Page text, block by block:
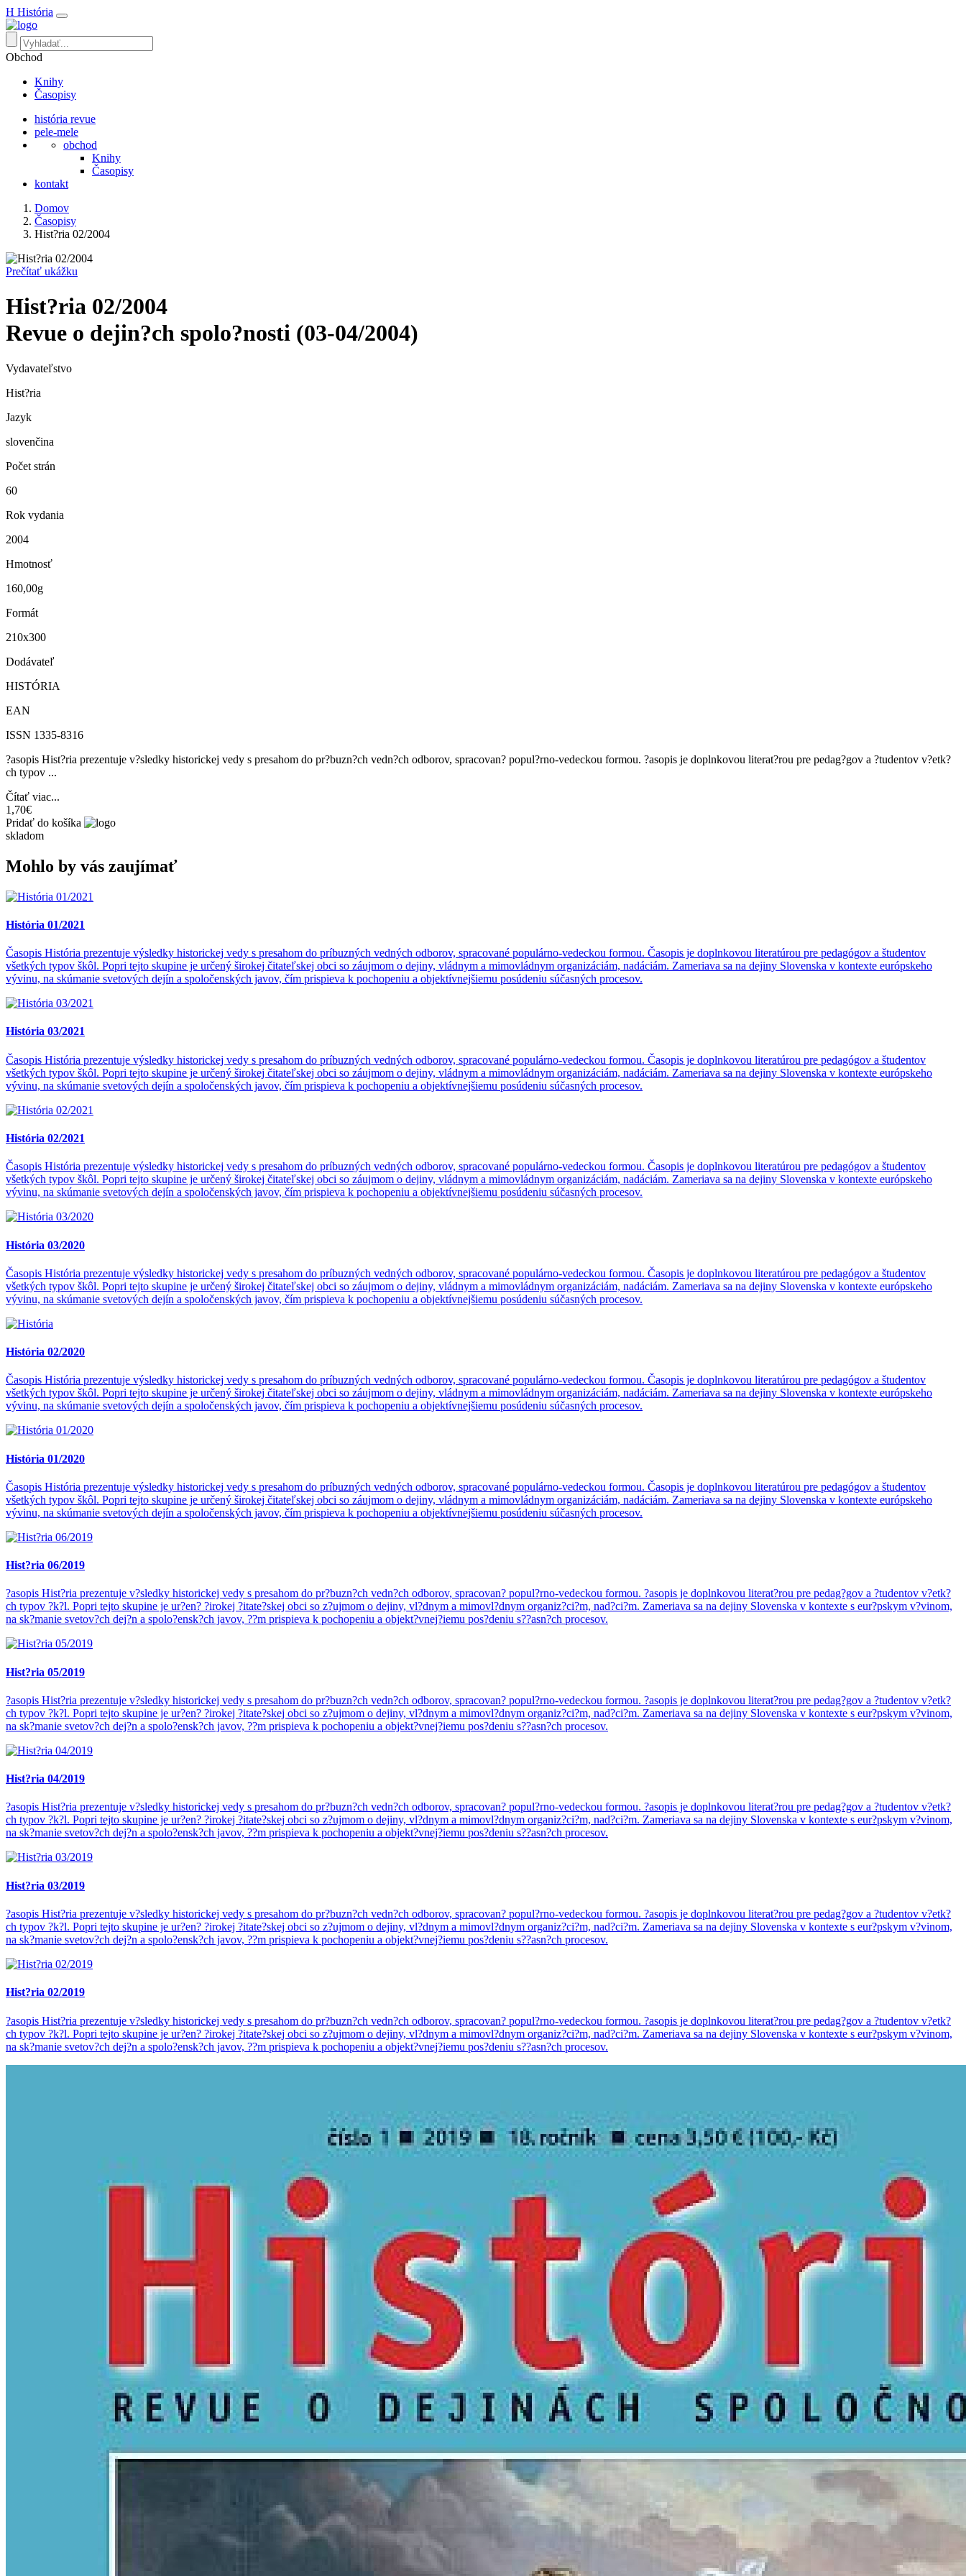
H História
Obchod
Knihy
Časopisy
história revue
pele-mele
obchod
Knihy
Časopisy
kontakt
Domov
Časopisy
Hist?ria 02/2004
Prečítať ukážku
Hist?ria 02/2004
Revue o dejin?ch spolo?nosti (03-04/2004)
Vydavateľstvo
Hist?ria
Jazyk
slovenčina
Počet strán
60
Rok vydania
2004
Hmotnosť
160,00g
Formát
210x300
Dodávateľ
HISTÓRIA
EAN
ISSN 1335-8316
?asopis Hist?ria prezentuje v?sledky historickej vedy s presahom do pr?buzn?ch vedn?ch odborov, spracovan? popul?rno-vedeckou formou. ?asopis je doplnkovou literat?rou pre pedag?gov a ?tudentov v?etk?
ch typov ...
Čítať viac...
1,70€
Pridať do košíka
skladom
Mohlo by vás zaujímať
História 01/2021
Časopis História prezentuje výsledky historickej vedy s presahom do príbuzných vedných odborov, spracované populárno-vedeckou formou. Časopis je doplnkovou literatúrou pre pedagógov a študentov
všetkých typov škôl. Popri tejto skupine je určený širokej čitateľskej obci so záujmom o dejiny, vládnym a mimovládnym organizáciám, nadáciám. Zameriava sa na dejiny Slovenska v kontexte európskeho
vývinu, na skúmanie svetových dejín a spoločenských javov, čím prispieva k pochopeniu a objektívnejšiemu posúdeniu súčasných procesov.
História 03/2021
Časopis História prezentuje výsledky historickej vedy s presahom do príbuzných vedných odborov, spracované populárno-vedeckou formou. Časopis je doplnkovou literatúrou pre pedagógov a študentov
všetkých typov škôl. Popri tejto skupine je určený širokej čitateľskej obci so záujmom o dejiny, vládnym a mimovládnym organizáciám, nadáciám. Zameriava sa na dejiny Slovenska v kontexte európskeho
vývinu, na skúmanie svetových dejín a spoločenských javov, čím prispieva k pochopeniu a objektívnejšiemu posúdeniu súčasných procesov.
História 02/2021
Časopis História prezentuje výsledky historickej vedy s presahom do príbuzných vedných odborov, spracované populárno-vedeckou formou. Časopis je doplnkovou literatúrou pre pedagógov a študentov
všetkých typov škôl. Popri tejto skupine je určený širokej čitateľskej obci so záujmom o dejiny, vládnym a mimovládnym organizáciám, nadáciám. Zameriava sa na dejiny Slovenska v kontexte európskeho
vývinu, na skúmanie svetových dejín a spoločenských javov, čím prispieva k pochopeniu a objektívnejšiemu posúdeniu súčasných procesov.
História 03/2020
Časopis História prezentuje výsledky historickej vedy s presahom do príbuzných vedných odborov, spracované populárno-vedeckou formou. Časopis je doplnkovou literatúrou pre pedagógov a študentov
všetkých typov škôl. Popri tejto skupine je určený širokej čitateľskej obci so záujmom o dejiny, vládnym a mimovládnym organizáciám, nadáciám. Zameriava sa na dejiny Slovenska v kontexte európskeho
vývinu, na skúmanie svetových dejín a spoločenských javov, čím prispieva k pochopeniu a objektívnejšiemu posúdeniu súčasných procesov.
História 02/2020
Časopis História prezentuje výsledky historickej vedy s presahom do príbuzných vedných odborov, spracované populárno-vedeckou formou. Časopis je doplnkovou literatúrou pre pedagógov a študentov
všetkých typov škôl. Popri tejto skupine je určený širokej čitateľskej obci so záujmom o dejiny, vládnym a mimovládnym organizáciám, nadáciám. Zameriava sa na dejiny Slovenska v kontexte európskeho
vývinu, na skúmanie svetových dejín a spoločenských javov, čím prispieva k pochopeniu a objektívnejšiemu posúdeniu súčasných procesov.
História 01/2020
Časopis História prezentuje výsledky historickej vedy s presahom do príbuzných vedných odborov, spracované populárno-vedeckou formou. Časopis je doplnkovou literatúrou pre pedagógov a študentov
všetkých typov škôl. Popri tejto skupine je určený širokej čitateľskej obci so záujmom o dejiny, vládnym a mimovládnym organizáciám, nadáciám. Zameriava sa na dejiny Slovenska v kontexte európskeho
vývinu, na skúmanie svetových dejín a spoločenských javov, čím prispieva k pochopeniu a objektívnejšiemu posúdeniu súčasných procesov.
Hist?ria 06/2019
?asopis Hist?ria prezentuje v?sledky historickej vedy s presahom do pr?buzn?ch vedn?ch odborov, spracovan? popul?rno-vedeckou formou. ?asopis je doplnkovou literat?rou pre pedag?gov a ?tudentov v?etk?
ch typov ?k?l. Popri tejto skupine je ur?en? ?irokej ?itate?skej obci so z?ujmom o dejiny, vl?dnym a mimovl?dnym organiz?ci?m, nad?ci?m. Zameriava sa na dejiny Slovenska v kontexte s eur?pskym v?vinom,
na sk?manie svetov?ch dej?n a spolo?ensk?ch javov, ??m prispieva k pochopeniu a objekt?vnej?iemu pos?deniu s??asn?ch procesov.
Hist?ria 05/2019
?asopis Hist?ria prezentuje v?sledky historickej vedy s presahom do pr?buzn?ch vedn?ch odborov, spracovan? popul?rno-vedeckou formou. ?asopis je doplnkovou literat?rou pre pedag?gov a ?tudentov v?etk?
ch typov ?k?l. Popri tejto skupine je ur?en? ?irokej ?itate?skej obci so z?ujmom o dejiny, vl?dnym a mimovl?dnym organiz?ci?m, nad?ci?m. Zameriava sa na dejiny Slovenska v kontexte s eur?pskym v?vinom,
na sk?manie svetov?ch dej?n a spolo?ensk?ch javov, ??m prispieva k pochopeniu a objekt?vnej?iemu pos?deniu s??asn?ch procesov.
Hist?ria 04/2019
?asopis Hist?ria prezentuje v?sledky historickej vedy s presahom do pr?buzn?ch vedn?ch odborov, spracovan? popul?rno-vedeckou formou. ?asopis je doplnkovou literat?rou pre pedag?gov a ?tudentov v?etk?
ch typov ?k?l. Popri tejto skupine je ur?en? ?irokej ?itate?skej obci so z?ujmom o dejiny, vl?dnym a mimovl?dnym organiz?ci?m, nad?ci?m. Zameriava sa na dejiny Slovenska v kontexte s eur?pskym v?vinom,
na sk?manie svetov?ch dej?n a spolo?ensk?ch javov, ??m prispieva k pochopeniu a objekt?vnej?iemu pos?deniu s??asn?ch procesov.
Hist?ria 03/2019
?asopis Hist?ria prezentuje v?sledky historickej vedy s presahom do pr?buzn?ch vedn?ch odborov, spracovan? popul?rno-vedeckou formou. ?asopis je doplnkovou literat?rou pre pedag?gov a ?tudentov v?etk?
ch typov ?k?l. Popri tejto skupine je ur?en? ?irokej ?itate?skej obci so z?ujmom o dejiny, vl?dnym a mimovl?dnym organiz?ci?m, nad?ci?m. Zameriava sa na dejiny Slovenska v kontexte s eur?pskym v?vinom,
na sk?manie svetov?ch dej?n a spolo?ensk?ch javov, ??m prispieva k pochopeniu a objekt?vnej?iemu pos?deniu s??asn?ch procesov.
Hist?ria 02/2019
?asopis Hist?ria prezentuje v?sledky historickej vedy s presahom do pr?buzn?ch vedn?ch odborov, spracovan? popul?rno-vedeckou formou. ?asopis je doplnkovou literat?rou pre pedag?gov a ?tudentov v?etk?
ch typov ?k?l. Popri tejto skupine je ur?en? ?irokej ?itate?skej obci so z?ujmom o dejiny, vl?dnym a mimovl?dnym organiz?ci?m, nad?ci?m. Zameriava sa na dejiny Slovenska v kontexte s eur?pskym v?vinom,
na sk?manie svetov?ch dej?n a spolo?ensk?ch javov, ??m prispieva k pochopeniu a objekt?vnej?iemu pos?deniu s??asn?ch procesov.